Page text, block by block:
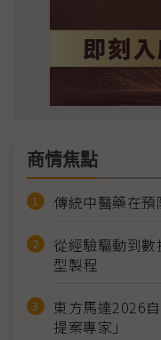
商情焦點
傳統中醫藥在
從經驗驅動到
型製程
東方馬達2026
提案專家」